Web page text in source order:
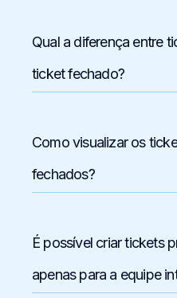
Qual a diferença entre
ticket fechado?
Como visualizar os
fechados?
É possível criar tickets
apenas para a equipe